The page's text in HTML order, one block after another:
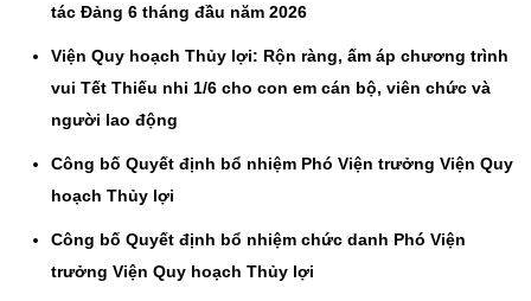
tác Đảng 6 tháng đầu năm 2026
Viện Quy hoạch Thủy lợi: Rộn ràng, ấm áp chương trình
vui Tết Thiếu nhi 1/6 cho con em cán bộ, viên chức và
người lao động
Công bố Quyết định bổ nhiệm Phó Viện trưởng Viện Quy
hoạch Thủy lợi
Công bố Quyết định bổ nhiệm chức danh Phó Viện
trưởng Viện Quy hoạch Thủy lợi